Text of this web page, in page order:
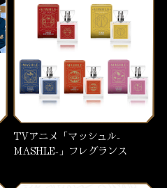
TVアニメ「マッシュル-
MASHLE-」フレグランス